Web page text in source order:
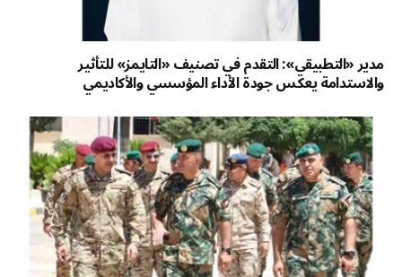
مدير «التطبيقي»: التقدم في تصنيف «التايمز» للتأثير
والاستدامة يعكس جودة الأداء المؤسسي والأكاديمي